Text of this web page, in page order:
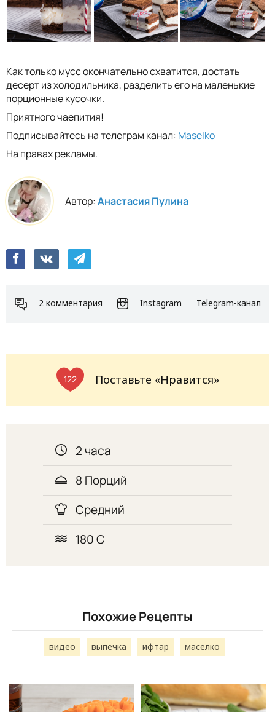
Как только мусс окончательно схватится, достать
десерт из холодильника, разделить его на маленькие
порционные кусочки.
Приятного чаепития!
Подписывайтесь на телеграм канал: Maselko
На правах рекламы.
Автор:Анастасия Пулина
2 комментария Instagram Telegram-канал
122 Поставьте «Нравится»
2 часа
8 Порций
Средний
180 С
Похожие Рецепты
видео выпечка ифтар маселко